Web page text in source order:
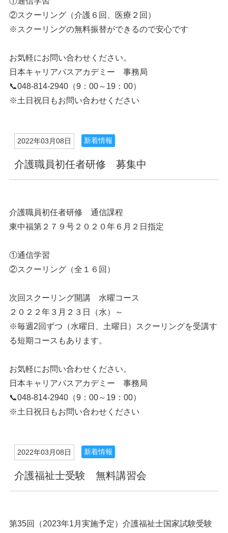
②スクーリング（介護６回、医療２回）
※スクーリングの無料振替ができるので安心です
お気軽にお問い合わせください。
日本キャリアパスアカデミー 事務局
📞048-814-2940（9：00～19：00）
※土日祝日もお問い合わせください
2022年03月08日 新着情報
介護職員初任者研修 募集中
介護職員初任者研修 通信課程
東中福第２７９号２０２０年６月２日指定
①通信学習
②スクーリング（全１６回）
次回スクーリング開講 水曜コース
２０２２年３月２３日（水）～
※毎週2回ずつ（水曜日、土曜日）スクーリングを受講す
る短期コースもあります。
お気軽にお問い合わせください。
日本キャリアパスアカデミー 事務局
📞048-814-2940（9：00～19：00）
※土日祝日もお問い合わせください
2022年03月08日 新着情報
介護福祉士受験 無料講習会
第35回（2023年1月実施予定）介護福祉士国家試験受験